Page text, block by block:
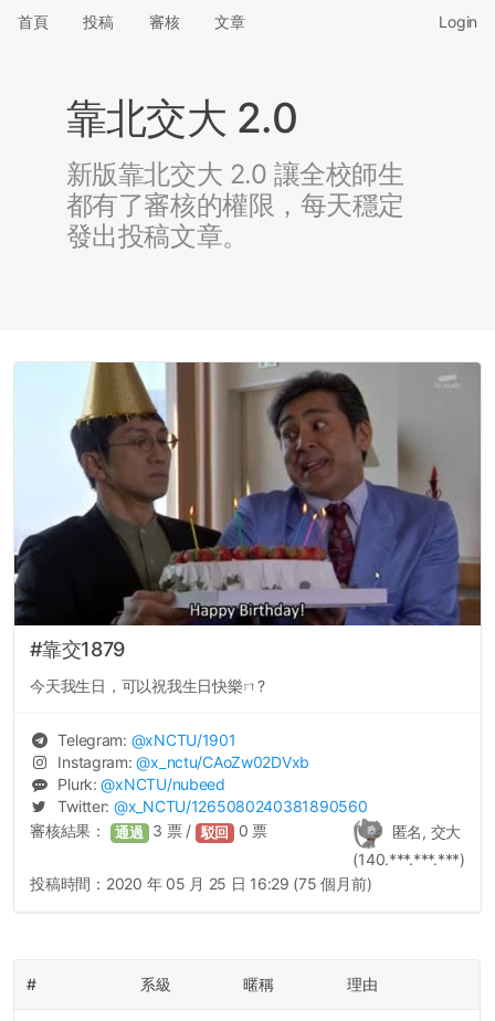
首頁 投稿 審核 文章 Login
靠北交大 2.0
新版靠北交大 2.0 讓全校師生
都有了審核的權限，每天穩定
發出投稿文章。
#靠交1879
今天我生日，可以祝我生日快樂ㄇ?
Telegram: @xNCTU/1901
Instagram:@x_nctu/CAoZw02DVxb
Plurk:@xNCTU/nubeed
Twitter: @x_NCTU/1265080240381890560
匿名, 交大
(140.***.***.***)
審核結果： 通過 3 票 / 駁回 0 票
投稿時間： 2020 年 05 月 25 日 16:29 (75 個月前)
# 系級 暱稱 理由